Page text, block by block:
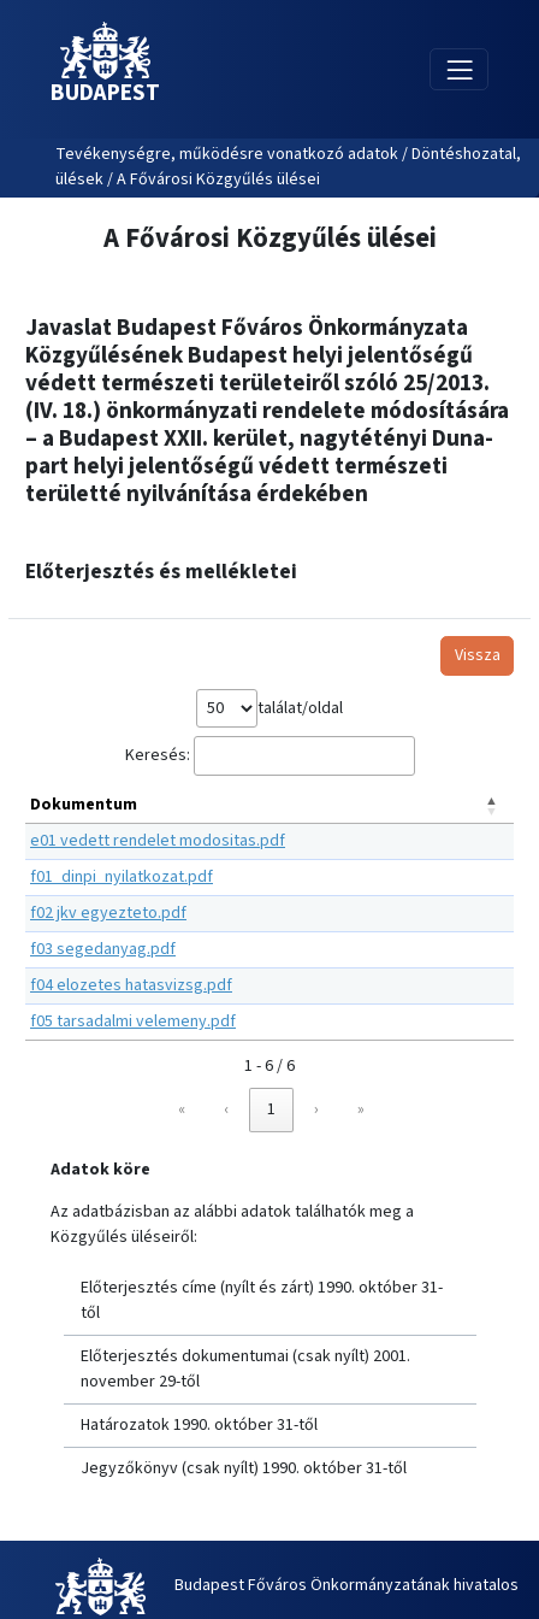
BUDAPEST
Tevékenységre, működésre vonatkozó adatok / Döntéshozatal,
ülések / A Fővárosi Közgyűlés ülései
A Fővárosi Közgyűlés ülései
Javaslat Budapest Főváros Önkormányzata
Közgyűlésének Budapest helyi jelentőségű
védett természeti területeiről szóló 25/2013.
(IV. 18.) önkormányzati rendelete módosítására
– a Budapest XXII. kerület, nagytétényi Duna-
part helyi jelentőségű védett természeti
területté nyilvánítása érdekében
Előterjesztés és mellékletei
Vissza
találat/oldal
Keresés:
Dokumentum
e01 vedett rendelet modositas.pdf
f01_dinpi_nyilatkozat.pdf
f02 jkv egyezteto.pdf
f03 segedanyag.pdf
f04 elozetes hatasvizsg.pdf
f05 tarsadalmi velemeny.pdf
1 - 6 / 6
«
‹ 1 › »
Adatok köre
Az adatbázisban az alábbi adatok találhatók meg a
Közgyűlés üléseiről:
Előterjesztés címe (nyílt és zárt) 1990. október 31-
től
Előterjesztés dokumentumai (csak nyílt) 2001.
november 29-től
Határozatok 1990. október 31-től
Jegyzőkönyv (csak nyílt) 1990. október 31-től
Budapest Főváros Önkormányzatának hivatalos